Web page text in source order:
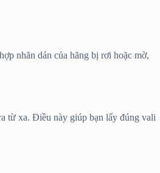
nhãn dán của hãng bị rơi hoặc mờ,
từ xa. Điều này giúp bạn lấy đúng vali